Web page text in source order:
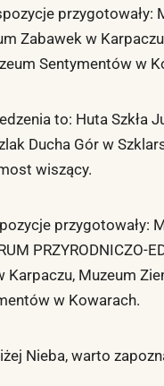
przygotowały:
Zabawek w
Sentymentów w
to: Huta Szkła
Ducha Gór w
wiszący.
przygotowały:
PRZYRODNICZO-
Karpaczu, Muzeum
w Kowarach.
Nieba, warto